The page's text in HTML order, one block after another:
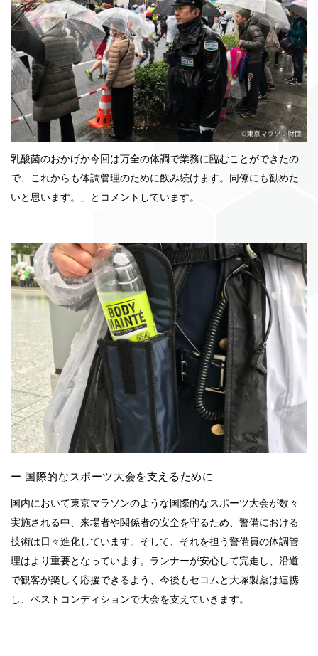
乳酸菌のおかげか今回は万全の体調で業務に臨むことができたの
で、これからも体調管理のために飲み続けます。同僚にも勧めた
いと思います。」とコメントしています。
ー 国際的なスポーツ大会を支えるために
国内において東京マラソンのような国際的なスポーツ大会が数々
実施される中、来場者や関係者の安全を守るため、警備における
技術は日々進化しています。そして、それを担う警備員の体調管
理はより重要となっています。ランナーが安心して完走し、沿道
で観客が楽しく応援できるよう、今後もセコムと大塚製薬は連携
し、ベストコンディションで大会を支えていきます。